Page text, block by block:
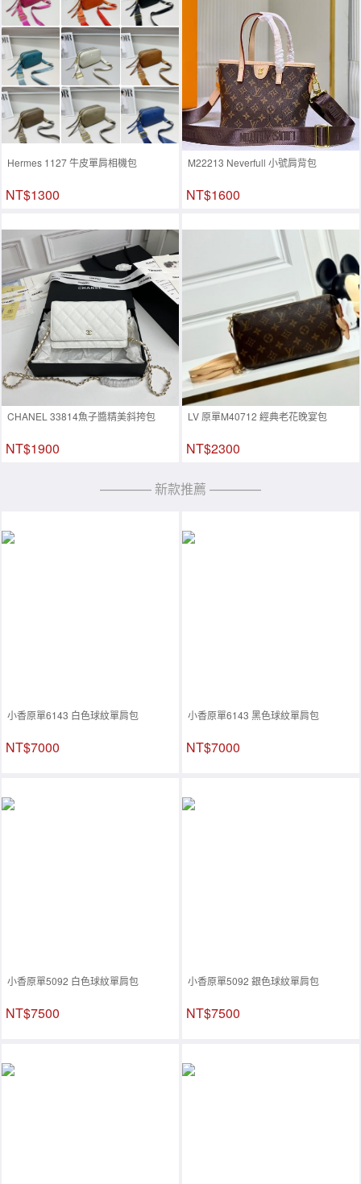
Hermes 1127 牛皮單肩相機包
NT$1300
M22213 Neverfull 小號肩背包
NT$1600
CHANEL 33814魚子醬精美斜挎包
NT$1900
LV 原單M40712 經典老花晚宴包
NT$2300
———— 新款推薦 ————
小香原單6143 白色球紋單肩包
NT$7000
小香原單6143 黑色球紋單肩包
NT$7000
小香原單5092 白色球紋單肩包
NT$7500
小香原單5092 銀色球紋單肩包
NT$7500